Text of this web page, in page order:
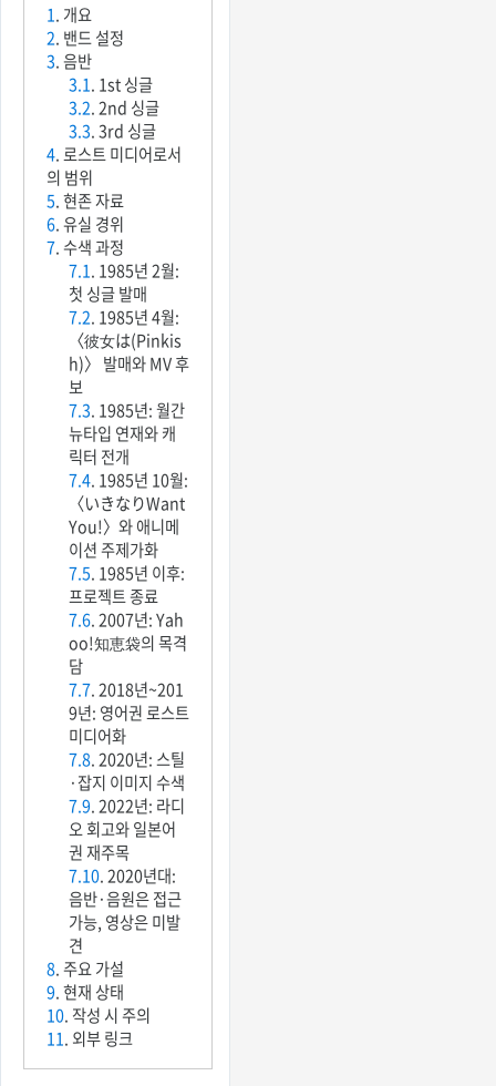
1. 개요
2. 밴드 설정
3. 음반
3.1. 1st 싱글
3.2. 2nd 싱글
3.3. 3rd 싱글
4. 로스트 미디어로서
의 범위
5. 현존 자료
6. 유실 경위
7. 수색 과정
7.1. 1985년 2월:
첫 싱글 발매
7.2. 1985년 4월:
〈彼女は(Pinkis
h)〉 발매와 MV 후
보
7.3. 1985년: 월간
뉴타입 연재와 캐
릭터 전개
7.4. 1985년 10월:
〈いきなりWant
You!〉와 애니메
이션 주제가화
7.5. 1985년 이후:
프로젝트 종료
7.6. 2007년: Yah
oo!知恵袋의 목격
담
7.7. 2018년~201
9년: 영어권 로스트
미디어화
7.8. 2020년: 스틸
·잡지 이미지 수색
7.9. 2022년: 라디
오 회고와 일본어
권 재주목
7.10. 2020년대:
음반·음원은 접근
가능, 영상은 미발
견
8. 주요 가설
9. 현재 상태
10. 작성 시 주의
11. 외부 링크